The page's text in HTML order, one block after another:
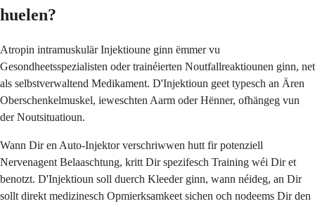
huelen?
Atropin intramuskulär Injektioune ginn ëmmer vu
Gesondheetsspezialisten oder trainéierten Noutfallreaktiounen ginn, net
als selbstverwaltend Medikament. D'Injektioun geet typesch an Ären
Oberschenkelmuskel, ieweschten Aarm oder Hënner, ofhängeg vun
der Noutsituatioun.
Wann Dir en Auto-Injektor verschriwwen hutt fir potenziell
Nervenagent Belaaschtung, kritt Dir spezifesch Training wéi Dir et
benotzt. D'Injektioun soll duerch Kleeder ginn, wann néideg, an Dir
sollt direkt medizinesch Opmierksamkeet sichen och nodeems Dir den